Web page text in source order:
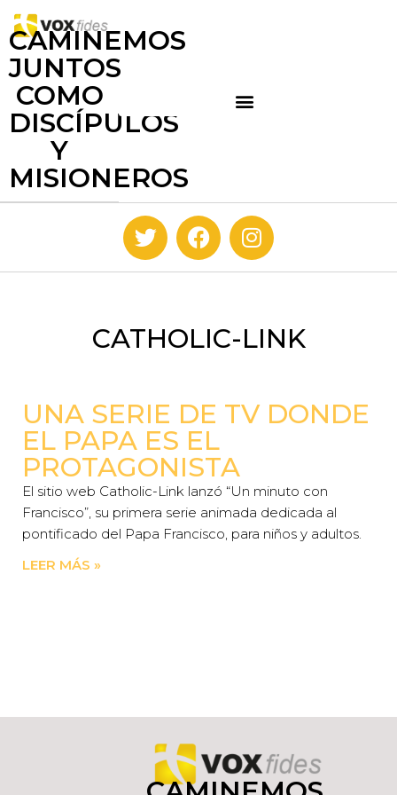
CAMINEMOS
JUNTOS
COMO
DISCÍPULOS
Y
MISIONEROS
CATHOLIC-LINK
UNA SERIE DE TV DONDE
EL PAPA ES EL
PROTAGONISTA
El sitio web Catholic-Link lanzó “Un minuto con
Francisco”, su primera serie animada dedicada al
pontificado del Papa Francisco, para niños y adultos.
LEER MÁS »